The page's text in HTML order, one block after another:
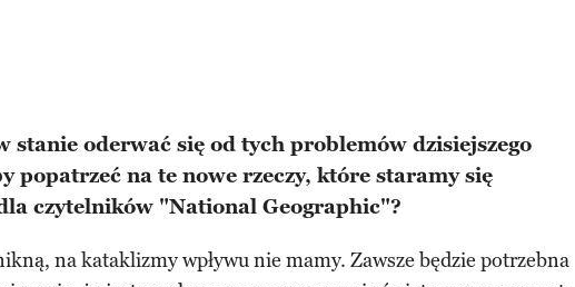
stanie oderwać się od tych problemów dzisiejszego
popatrzeć na te nowe rzeczy, które staramy się
czytelników "National Geographic"?
na kataklizmy wpływu nie mamy. Zawsze będzie potrzebna